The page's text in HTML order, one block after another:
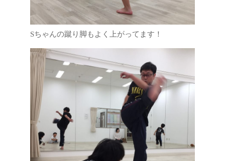
Sちゃんの蹴り脚もよく上がってます！